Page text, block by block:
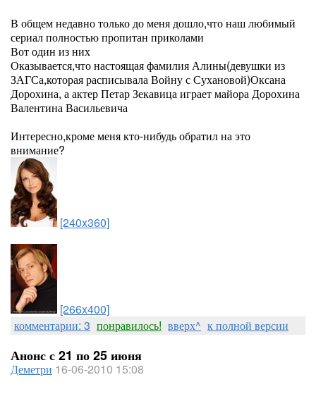
В общем недавно только до меня дошло,что наш любимый
сериал полностью пропитан приколами
Вот один из них
Оказывается,что настоящая фамилия Алины(девушки из
ЗАГСа,которая расписывала Войну с Сухановой)Оксана
Дорохина, а актер Петар Зекавица играет майора Дорохина
Валентина Васильевича
Интересно,кроме меня кто-нибудь обратил на это
внимание?
[240x360]
[266x400]
комментарии: 3 понравилось! вверх^ к полной версии
Анонс с 21 по 25 июня
Деметри 16-06-2010 15:08